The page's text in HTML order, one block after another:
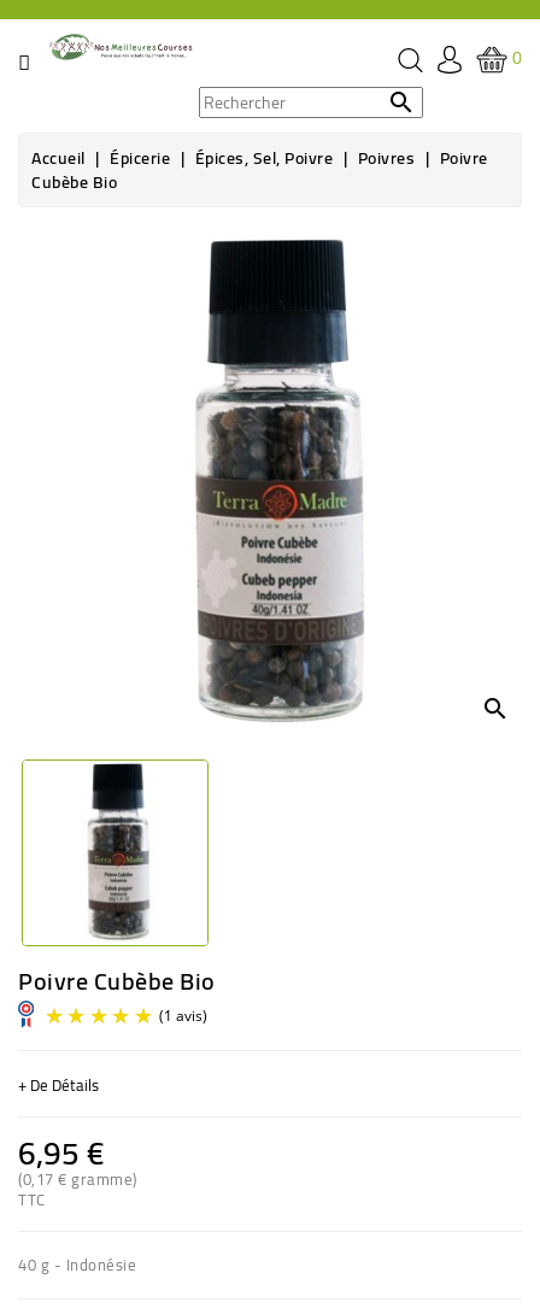
CATÉGORIE
ÉPICERIE
0

Accueil Épicerie Épices, Sel, Poivre Poivres Poivre
Cubèbe Bio
search
Poivre Cubèbe Bio
+ De Détails
6,95 €
(0,17 € gramme)
TTC
40 g - Indonésie